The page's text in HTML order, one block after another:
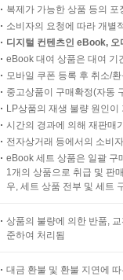
복제가 가능한 상품 등의
소비자의 요청에 따라 개별
디지털 컨텐츠인 eBook,
eBook 대여 상품은 대여 기
모바일 쿠폰 등록 후 취소/
중고상품이 구매확정(자동
LP상품의 재생 불량 원인
시간의 경과에 의해 재판매
전자상거래 등에서의 소비
eBook 세트 상품은 일괄 구
1개의 상품으로 취급 및 판
우, 세트 상품 전부 및 세트
상품의 불량에 의한 반품,
준하여 처리됨
대금 환불 및 환불 지연에